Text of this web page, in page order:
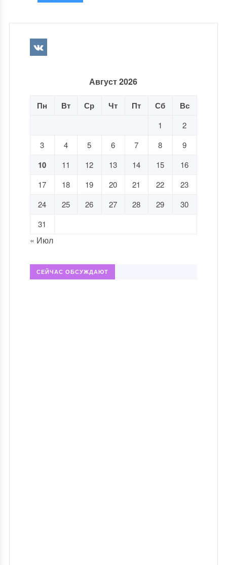
Август 2026
Пн Вт Ср Чт Пт Сб Вс
1
2
3
4 5 6 7 8 9
10 11 12 13 14 15
16
17
18 19 20 21 22
23
24
25 26 27 28 29
30
31
« Июл
СЕЙЧАС ОБСУЖДАЮТ